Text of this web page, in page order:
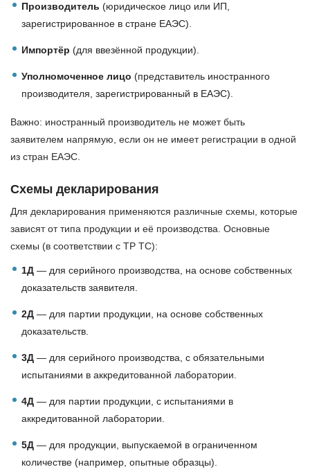
Производитель (юридическое лицо или ИП,
зарегистрированное в стране ЕАЭС).
Импортёр (для ввезённой продукции).
Уполномоченное лицо (представитель иностранного
производителя, зарегистрированный в ЕАЭС).
Важно: иностранный производитель не может быть
заявителем напрямую, если он не имеет регистрации в одной
из стран ЕАЭС.
Схемы декларирования
Для декларирования применяются различные схемы, которые
зависят от типа продукции и её производства. Основные
схемы (в соответствии с ТР ТС):
1Д — для серийного производства, на основе собственных
доказательств заявителя.
2Д — для партии продукции, на основе собственных
доказательств.
3Д — для серийного производства, с обязательными
испытаниями в аккредитованной лаборатории.
4Д — для партии продукции, с испытаниями в
аккредитованной лаборатории.
5Д — для продукции, выпускаемой в ограниченном
количестве (например, опытные образцы).